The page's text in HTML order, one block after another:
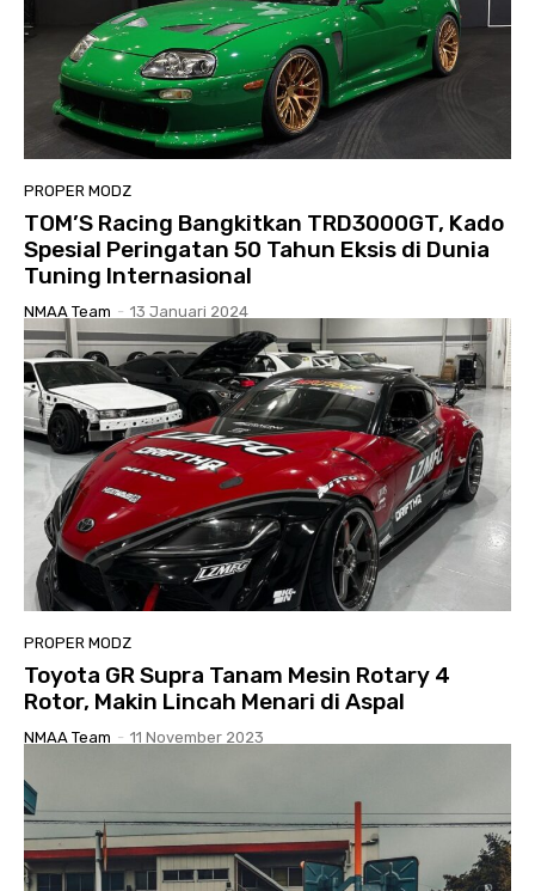
PROPER MODZ
TOM’S Racing Bangkitkan TRD3000GT, Kado
Spesial Peringatan 50 Tahun Eksis di Dunia
Tuning Internasional
NMAA Team - 13 Januari 2024
PROPER MODZ
Toyota GR Supra Tanam Mesin Rotary 4
Rotor, Makin Lincah Menari di Aspal
NMAA Team - 11 November 2023